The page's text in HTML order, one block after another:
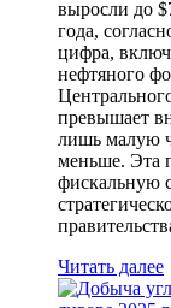
выросли до
года,
цифра,
нефтяного
превышает
лишь малую
меньше. Эта
фискальную
Читать далее